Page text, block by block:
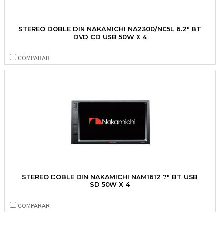
STEREO DOBLE DIN NAKAMICHI NA2300/NC5L 6.2" BT
DVD CD USB 50W X 4
COMPARAR
STEREO DOBLE DIN NAKAMICHI NAM1612 7" BT USB
SD 50W X 4
COMPARAR